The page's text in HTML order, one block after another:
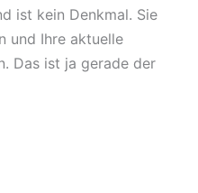
ist kein Denkmal. Sie
und Ihre aktuelle
Das ist ja gerade der